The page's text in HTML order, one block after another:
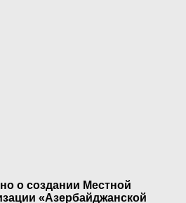
о создании Местной
«Азербайджанской